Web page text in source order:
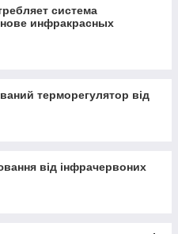
система
инфракрасных
терморегулятор від
від інфрачервоних